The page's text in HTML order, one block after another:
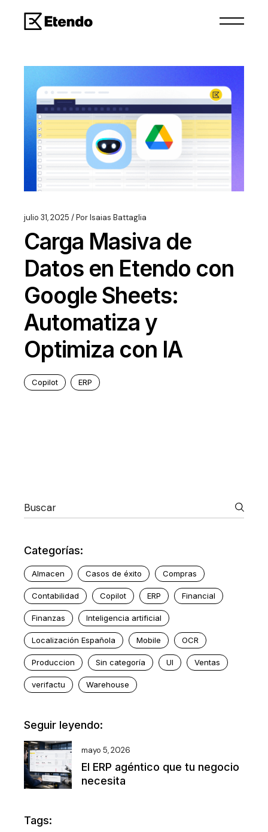
julio 31, 2025 PorIsaias Battaglia
Carga Masiva de
Datos en Etendo con
Google Sheets:
Automatiza y
Optimiza con IA
Copilot ERP
Categorías:
Almacen Casos de éxito Compras
Contabilidad Copilot ERP Financial
Finanzas Inteligencia artificial
Localización Española Mobile OCR
Produccion Sin categoría UI Ventas
verifactu Warehouse
Seguir leyendo:
mayo 5, 2026
El ERP agéntico que tu negocio
necesita
Tags: